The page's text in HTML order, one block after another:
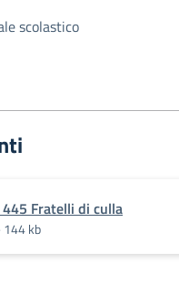
scolastico
445 Fratelli di culla
144 kb